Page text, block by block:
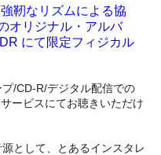
靭なリズムによる協
オリジナル・アルバ
にて限定フィジカル
/CD-R/デジタル配信での
ービスにてお聴きいただけ
として、とあるインスタレ